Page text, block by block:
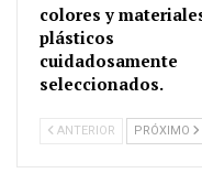
colores y
plásticos
cuidadosamente
seleccionados.
ANTERIOR PRÓXIMO